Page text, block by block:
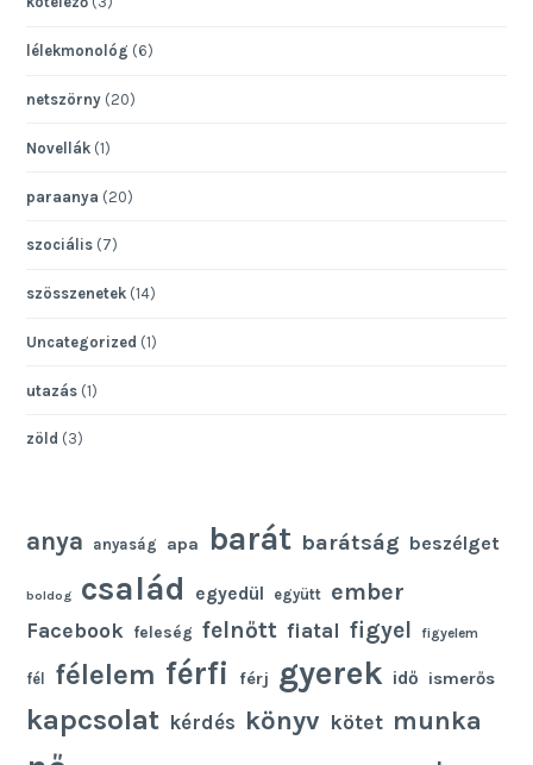
lélekmonológ (6)
netszörny (20)
Novellák (1)
paraanya (20)
szociális (7)
szösszenetek (14)
Uncategorized (1)
utazás (1)
zöld (3)
anya anyaság apa barát barátság beszélget
boldog család egyedül együtt ember
Facebook feleség felnőtt fiatal figyel figyelem
fél félelem férfi férj gyerek idő ismerős
kapcsolat kérdés könyv kötet munka